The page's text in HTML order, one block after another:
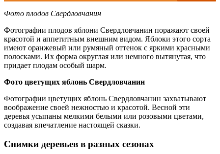
Фото плодов Свердловчанин
Фотографии плодов яблони Свердловчанин поражают своей
красотой и аппетитным внешним видом. Яблоки этого сорта
имеют оранжевый или румяный оттенок с яркими красными
полосками. Их форма округлая или немного вытянутая, что
придает плодам особый шарм.
Фото цветущих яблонь Свердловчанин
Фотографии цветущих яблонь Свердловчанин захватывают
воображение своей нежностью и красотой. Весной эти
деревья усыпаны мелкими белыми или розовыми цветами,
создавая впечатление настоящей сказки.
Снимки деревьев в разных сезонах